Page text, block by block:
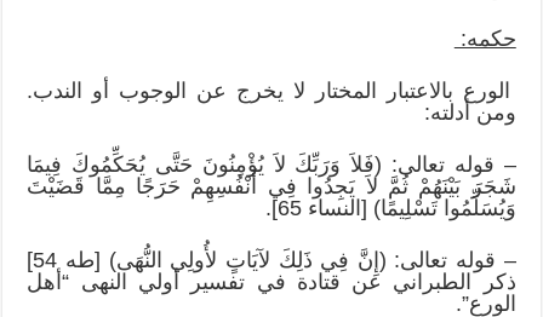
حكمه:
الورع بالاعتبار المختار لا يخرج عن الوجوب أو الندب.
ومن أدلته:
– قوله تعالى: (فَلاَ وَرَبِّكَ لاَ يُؤْمِنُونَ حَتَّى يُحَكِّمُوكَ فِيمَا
شَجَرَ بَيْنَهُمْ ثُمَّ لاَ يَجِدُوا فِي أَنْفُسِهِمْ حَرَجًا مِمَّا قَضَيْتَ
وَيُسَلِّمُوا تَسْلِيمًا) [النساء 65].
– قوله تعالى: (إِنَّ فِي ذَلِكَ لآيَاتٍ لأُولِي النُّهَى) [طه 54]
ذكر الطبراني عن قتادة في تفسير أولي النهى “أهل
الورع”.